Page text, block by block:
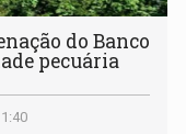
do Banco
pecuária